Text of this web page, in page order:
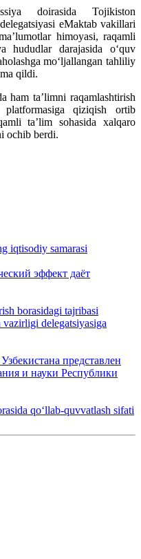
doirasida Tojikiston
eMaktab vakillari
himoyasi, raqamli
hududlar darajasida o‘quv
mo‘ljallangan tahliliy
qildi.
ham ta’limni raqamlashtirish
qiziqish ortib
ta’lim sohasida xalqaro
ochib berdi.
iqtisodiy samarasi
эффект даёт
borasidagi tajribasi
delegatsiyasiga
представлен
и науки Республики
qoʻllab-quvvatlash sifati